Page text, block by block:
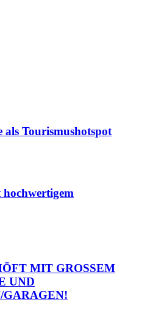
Tourismushotspot
MIT GROSSEM
UND
GARAGEN!